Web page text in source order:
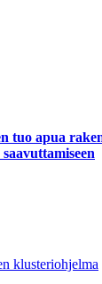
tuo apua
klusteriohjelma